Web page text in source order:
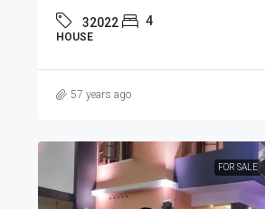
32022 4
HOUSE
57 years ago
FOR SALE